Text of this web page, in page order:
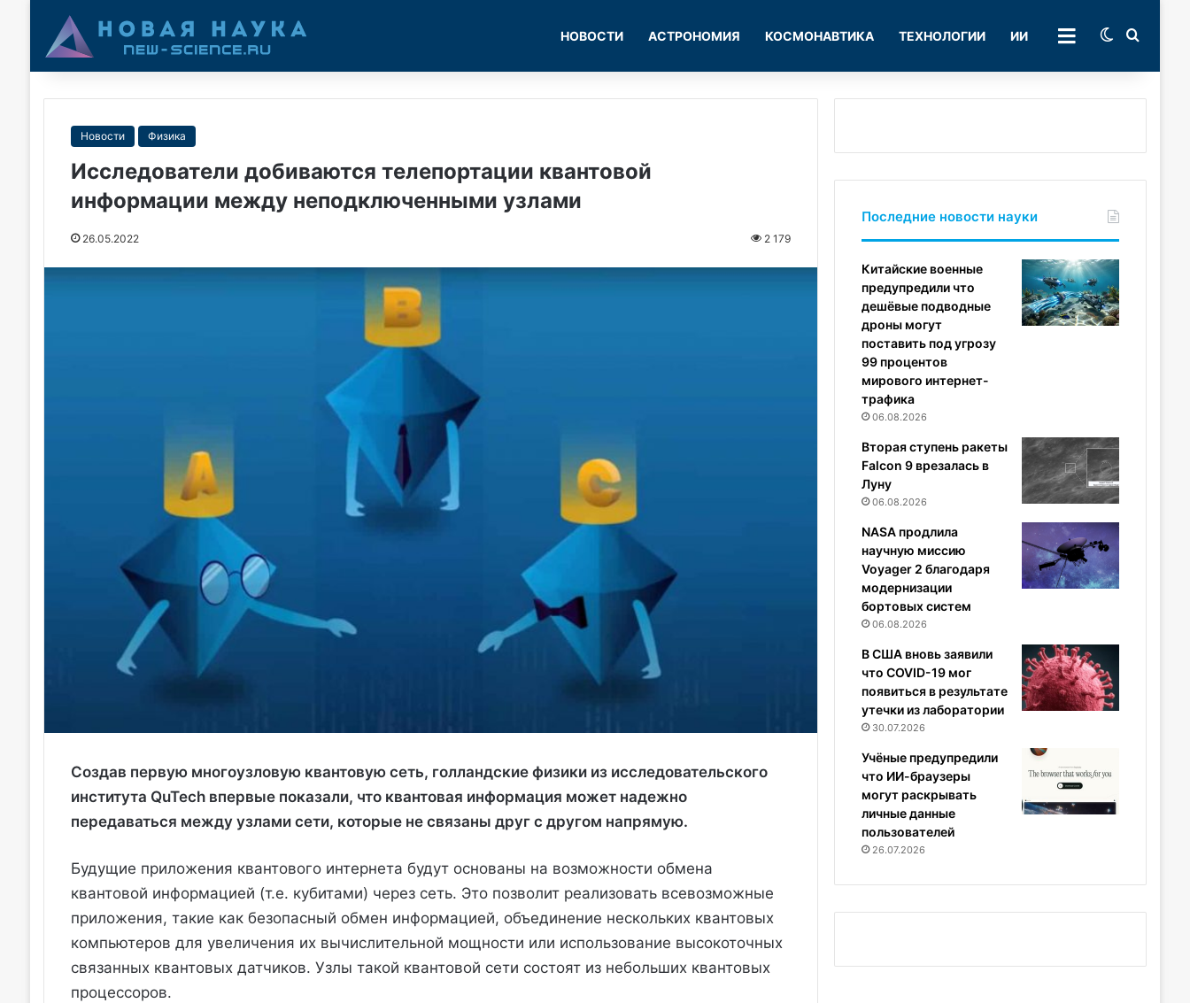
НОВОСТИ АСТРОНОМИЯ КОСМОНАВТИКА ТЕХНОЛОГИИ ИИ РУБРИКИSwitch skin
Новости Физика
Исследователи добиваются телепортации квантовой
информации между неподключенными узлами
26.05.2022 2 179
Создав первую многоузловую квантовую сеть, голландские физики из исследовательского
института QuTech впервые показали, что квантовая информация может надежно
передаваться между узлами сети, которые не связаны друг с другом напрямую.
Будущие приложения квантового интернета будут основаны на возможности обмена
квантовой информацией (т.е. кубитами) через сеть. Это позволит реализовать всевозможные
приложения, такие как безопасный обмен информацией, объединение нескольких квантовых
компьютеров для увеличения их вычислительной мощности или использование высокоточных
связанных квантовых датчиков. Узлы такой квантовой сети состоят из небольших квантовых
процессоров.
Последние новости науки
Китайские военные
предупредили что
дешёвые подводные
дроны могут
поставить под угрозу
99 процентов
мирового интернет-
трафика
06.08.2026
Вторая ступень ракеты
Falcon 9 врезалась в
Луну
06.08.2026
NASA продлила
научную миссию
Voyager 2 благодаря
модернизации
бортовых систем
06.08.2026
В США вновь заявили
что COVID-19 мог
появиться в результате
утечки из лаборатории
30.07.2026
Учёные предупредили
что ИИ-браузеры
могут раскрывать
личные данные
пользователей
26.07.2026